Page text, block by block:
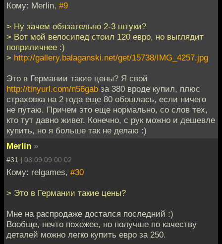
Кому: Merlin, #9
> Ну зачем обязательно 2-3 штуки?
> Вот мой велосипед стоил 120 евро, но выглядит
поприличнее :)
> http://gallery.balaganski.net/get/15738/IMG_4257.jpg
Это в Германии такие цены? Я свой
http://tinyurl.com/n56gab за 380 вроде купил, плюс
страховка на 2 года еще 80 обошлась, если ничего
не путаю. Причем это еще нормально, со слов тех,
кто тут давно живет. Конечно, с рук можно и дешевле
купить, но я больше так не делаю :)
Merlin »
#31 | 08.09.09 00:02
Кому: relgames, #30
> Это в Германии такие цены?
Мне на распродаже достался последний :)
Вообще, нечто похожее, но получше по качеству
деталей можно легко купить евро за 250.